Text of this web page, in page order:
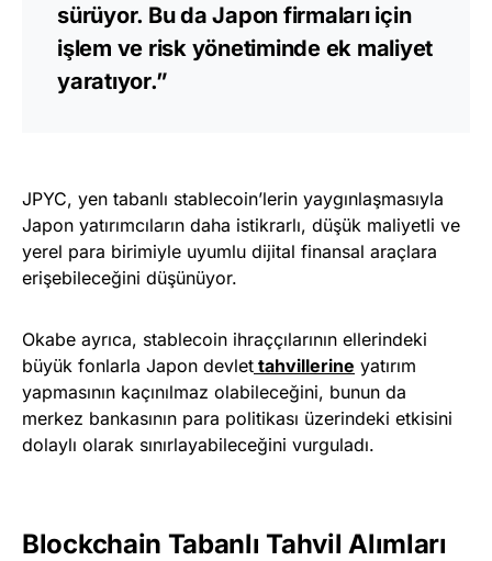
sürüyor. Bu da Japon firmaları için
işlem ve risk yönetiminde ek maliyet
yaratıyor.”
JPYC, yen tabanlı stablecoin’lerin yaygınlaşmasıyla
Japon yatırımcıların daha istikrarlı, düşük maliyetli ve
yerel para birimiyle uyumlu dijital finansal araçlara
erişebileceğini düşünüyor.
Okabe ayrıca, stablecoin ihraççılarının ellerindeki
büyük fonlarla Japon devlet tahvillerine yatırım
yapmasının kaçınılmaz olabileceğini, bunun da
merkez bankasının para politikası üzerindeki etkisini
dolaylı olarak sınırlayabileceğini vurguladı.
Blockchain Tabanlı Tahvil Alımları